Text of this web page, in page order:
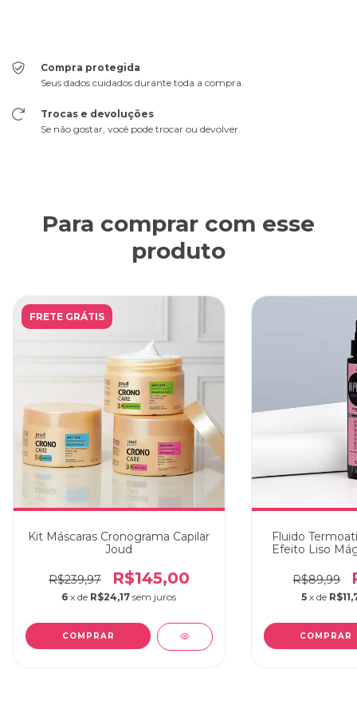
Compra protegida
Seus dados cuidados durante toda a compra.
Trocas e devoluções
Se não gostar, você pode trocar ou devolver.
Para comprar com esse
produto
FRETE GRÁTIS
Kit Máscaras Cronograma Capilar
Joud
R$239,97 R$145,00
6 x de R$24,17 sem juros
Fluido
Efeito Liso
R$89,99
5 x de